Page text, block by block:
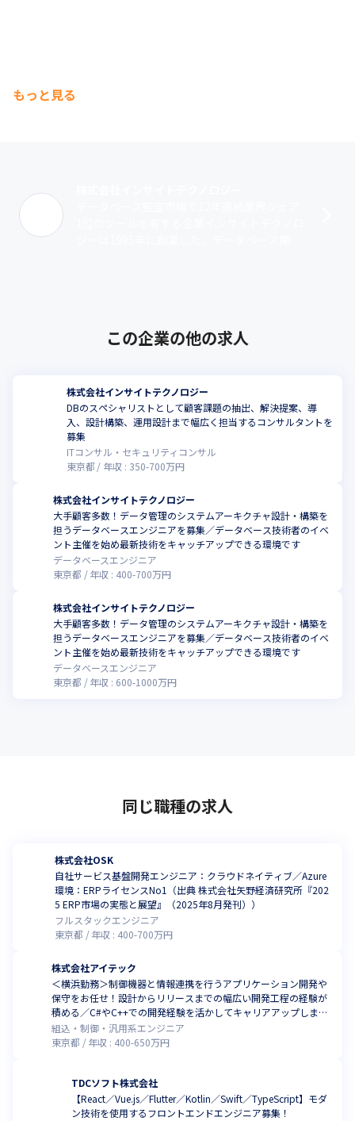
もっと見る
この企業の他の求人
株式会社インサイトテクノロジー
DBのスペシャリストとして顧客課題の抽出、解決提案、導
入、設計構築、運用設計まで幅広く担当するコンサルタントを
募集
ITコンサル・セキュリティコンサル
東京都
年収 : 350-700万円
株式会社インサイトテクノロジー
大手顧客多数！データ管理のシステムアーキクチャ設計・構築を
担うデータベースエンジニアを募集／データベース技術者のイベ
ント主催を始め最新技術をキャッチアップできる環境です
データベースエンジニア
東京都
年収 : 400-700万円
株式会社インサイトテクノロジー
大手顧客多数！データ管理のシステムアーキクチャ設計・構築を
担うデータベースエンジニアを募集／データベース技術者のイベ
ント主催を始め最新技術をキャッチアップできる環境です
データベースエンジニア
東京都
年収 : 600-1000万円
同じ職種の求人
株式会社OSK
自社サービス基盤開発エンジニア：クラウドネイティブ／Azure
環境：ERPライセンスNo1（出典 株式会社矢野経済研究所『202
5 ERP市場の実態と展望』（2025年8月発刊））
フルスタックエンジニア
東京都
年収 : 400-700万円
株式会社アイテック
＜横浜勤務＞制御機器と情報連携を行うアプリケーション開発や
保守をお任せ！設計からリリースまでの幅広い開発工程の経験が
積める／C#やC++での開発経験を活かしてキャリアアップしませ
んか
組込・制御・汎用系エンジニア
東京都
年収 : 400-650万円
TDCソフト株式会社
【React／Vue.js／Flutter／Kotlin／Swift／TypeScript】モダ
ン技術を使用するフロントエンドエンジニア募集！